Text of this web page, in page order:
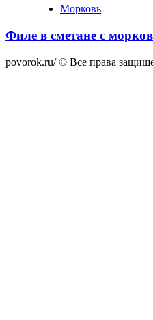
Морковь
Филе в сметане с
povorok.ru/ © Все права